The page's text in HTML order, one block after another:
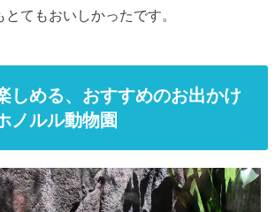
てもおいしかったです。
しめる、おすすめのお出かけ
ノルル動物園